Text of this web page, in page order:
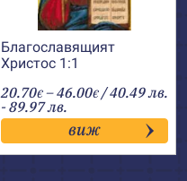
Благославящият
Христос 1:1
20.70€ –46.00€Price
range:
20.70€
through
46.00€
/ 40.49 лв.
- 89.97 лв.
виж